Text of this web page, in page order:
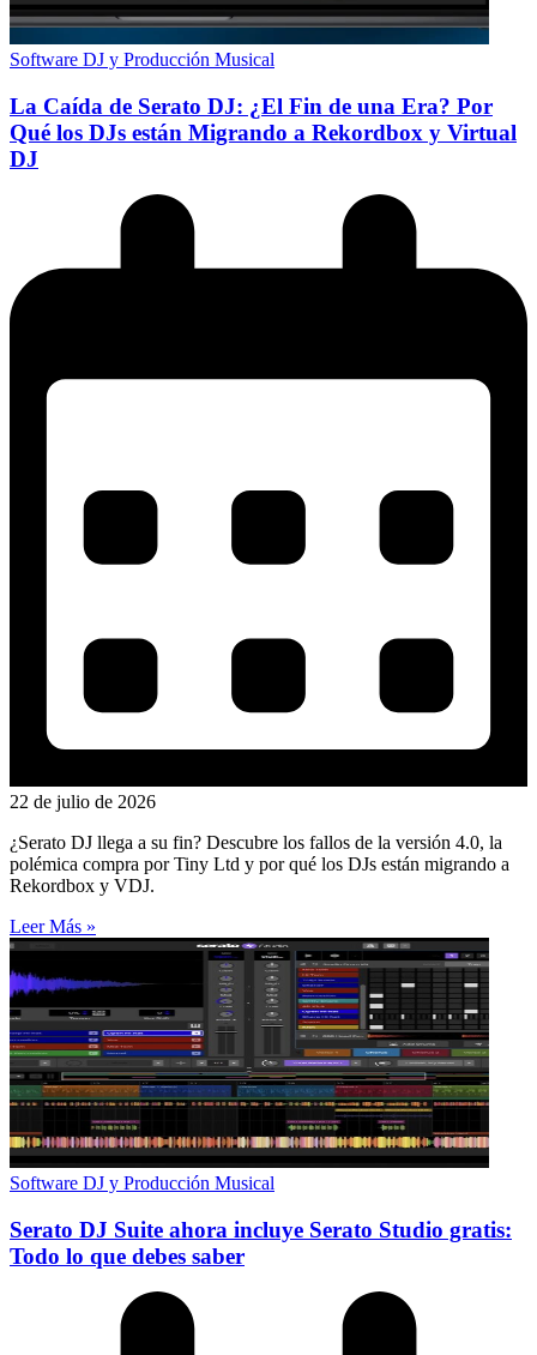
Software DJ y Producción Musical
La Caída de Serato DJ: ¿El Fin de una Era? Por
Qué los DJs están Migrando a Rekordbox y Virtual
DJ
22 de julio de 2026
¿Serato DJ llega a su fin? Descubre los fallos de la versión 4.0, la
polémica compra por Tiny Ltd y por qué los DJs están migrando a
Rekordbox y VDJ.
Leer Más »
Software DJ y Producción Musical
Serato DJ Suite ahora incluye Serato Studio gratis:
Todo lo que debes saber